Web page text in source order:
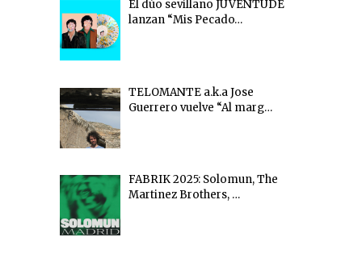
El dúo sevillano JUVENTUDE
lanzan “Mis Pecado…
TELOMANTE a.k.a Jose
Guerrero vuelve “Al marg…
FABRIK 2025: Solomun, The
Martinez Brothers, …